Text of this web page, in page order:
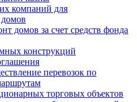
компаний для
домов за счет средств фонда
конструкций
перевозок по
торговых объектов